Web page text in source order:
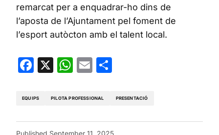
remarcat per a enquadrar-ho dins de
l’aposta de l’Ajuntament pel foment de
l’esport autòcton amb el talent local.
Facebook
X WhatsApp
Email
EQUIPS PILOTA PROFESSIONAL PRESENTACIÓ
Published September 11, 2025